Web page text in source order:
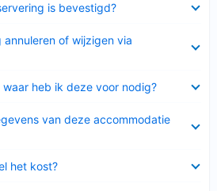
is bevestigd?
annuleren of wijzigen via
heb ik deze voor nodig?
van deze accommodatie
het kost?